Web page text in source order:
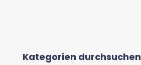
Kategorien durchsuchen